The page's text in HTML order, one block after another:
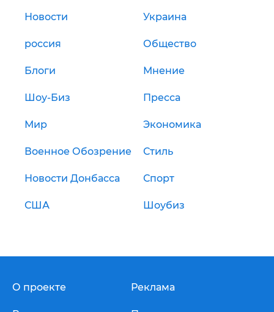
Новости Украина
россия Общество
Блоги Мнение
Шоу-Биз Пресса
Мир Экономика
Военное Обозрение Стиль
Новости Донбасса Спорт
США Шоубиз
О проекте Реклама